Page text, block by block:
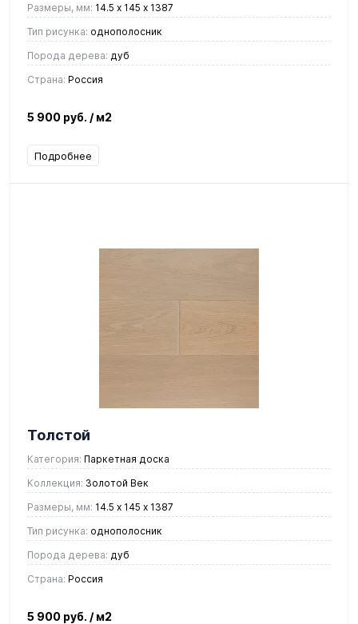
Размеры, мм: 14.5 х 145 х 1387
Тип рисунка: однополосник
Порода дерева: дуб
Страна: Россия
5 900 руб. / м2
Подробнее
Толстой
Категория: Паркетная доска
Коллекция: Золотой Век
Размеры, мм: 14.5 х 145 х 1387
Тип рисунка: однополосник
Порода дерева: дуб
Страна: Россия
5 900 руб. / м2